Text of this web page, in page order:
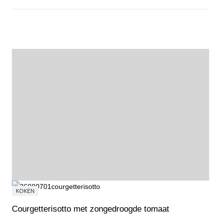
KOKEN
Courgetterisotto met zongedroogde tomaat